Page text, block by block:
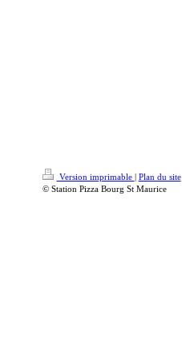
Version imprimable | Plan du site
© Station Pizza Bourg St Maurice